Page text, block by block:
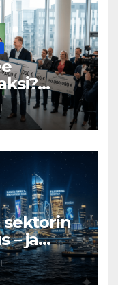
lataa
🚀
sektorin
– ja